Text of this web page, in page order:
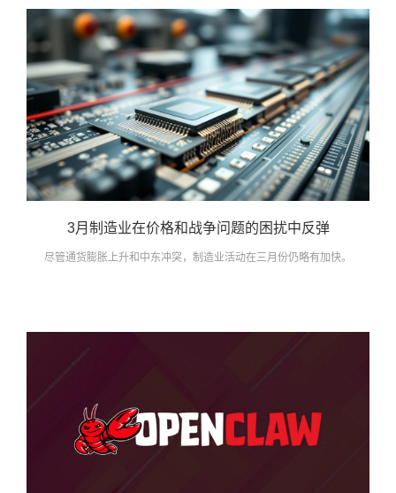
3月制造业在价格和战争问题的困扰中反弹
尽管通货膨胀上升和中东冲突，制造业活动在三月份仍略有加快。